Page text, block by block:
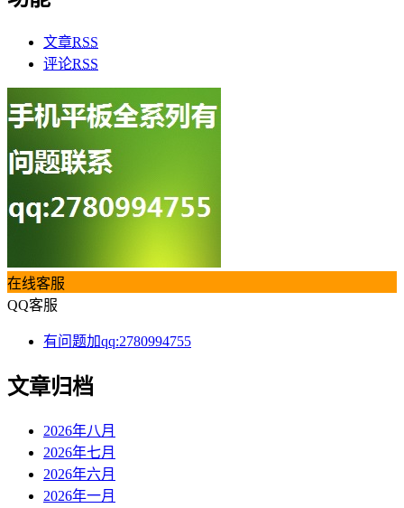
文章RSS
评论RSS
在线客服
QQ客服
有问题加qq:2780994755
文章归档
2026年八月
2026年七月
2026年六月
2026年一月